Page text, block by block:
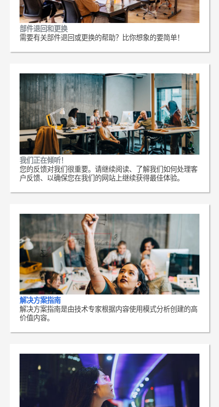
部件退回和更换
需要有关部件退回或更换的帮助？比你想象的要简单！
我们正在倾听！
您的反馈对我们很重要。请继续阅读、了解我们如何处理客
户反馈、以确保您在我们的网站上继续获得最佳体验。
解决方案指南
解决方案指南是由技术专家根据内容使用模式分析创建的高
价值内容。